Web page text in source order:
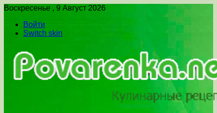
Воскресенье , 9 Август 2026
Войти
Switch skin